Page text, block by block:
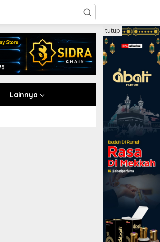
Lainnya
tutup